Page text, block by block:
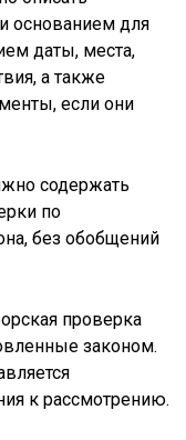
основанием для
даты, места,
а также
если они
содержать
по
без обобщений
проверка
законом.
к рассмотрению.